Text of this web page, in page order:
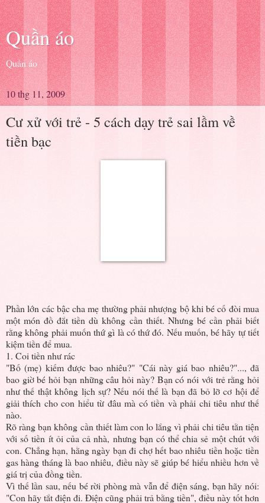
Quần áo
Quần áo
10 thg 11, 2009
Cư xử với trẻ - 5 cách dạy trẻ sai lầm về
tiền bạc
Phần lớn các bậc cha mẹ thường phải nhượng bộ khi bé cố đòi mua
một món đồ đắt tiền dù không cần thiết. Nhưng bé cần phải biết
rằng không phải muốn thứ gì là có thứ đó. Nếu muốn, bé hãy tự tiết
kiệm tiền để mua.
1. Coi tiền như rác
"Bố (mẹ) kiếm được bao nhiêu?" "Cái này giá bao nhiêu?"..., đã
bao giờ bé hỏi bạn những câu hỏi này? Bạn có nói với trẻ rằng hỏi
như thế thật không lịch sự? Nếu nói thế là bạn đã bỏ lỡ cơ hội để
giải thích cho con hiểu từ đâu mà có tiền và phải chi tiêu như thế
nào.
Rõ ràng bạn không cần thiết làm con lo lắng vì phải chi tiêu tằn tiện
với số tiền ít ỏi của cả nhà, nhưng bạn có thể chia sẻ một chút với
con. Chẳng hạn, hằng ngày bạn đi chợ hết bao nhiêu tiền hoặc tiền
gas hàng tháng là bao nhiêu, điều này sẽ giúp bé hiểu nhiều hơn về
giá trị của đồng tiền.
Vì thế lần sau, nếu bé rời phòng mà vẫn để điện sáng, bạn hãy nói:
"Con hãy tắt điện đi. Điện cũng phải trả bằng tiền", điều này tốt hơn